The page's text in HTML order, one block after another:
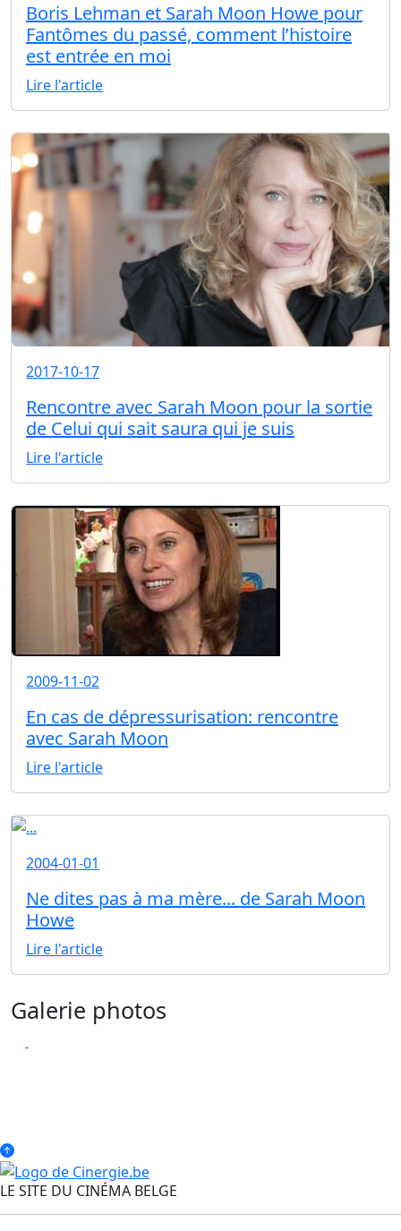
Boris Lehman et Sarah Moon Howe pour
Fantômes du passé, comment l’histoire
est entrée en moi
Lire l'article
2017-10-17
Rencontre avec Sarah Moon pour la sortie
de Celui qui sait saura qui je suis
Lire l'article
2009-11-02
En cas de dépressurisation: rencontre
avec Sarah Moon
Lire l'article
2004-01-01
Ne dites pas à ma mère... de Sarah Moon
Howe
Lire l'article
Galerie photos
LE SITE DU CINÉMA BELGE